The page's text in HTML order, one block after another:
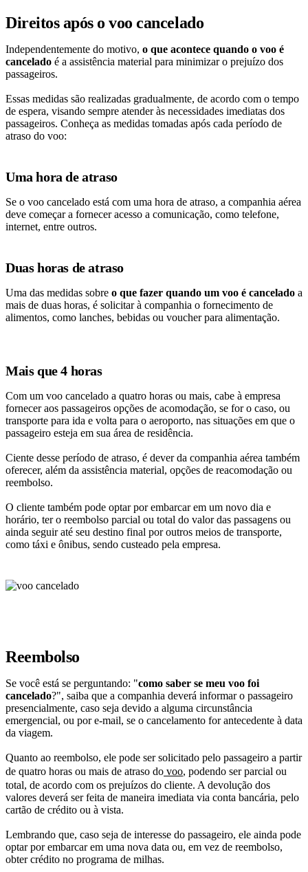
Direitos após o voo cancelado
Independentemente do motivo, o que acontece quando o voo é
cancelado é a assistência material para minimizar o prejuízo dos
passageiros.
Essas medidas são realizadas gradualmente, de acordo com o tempo
de espera, visando sempre atender às necessidades imediatas dos
passageiros. Conheça as medidas tomadas após cada período de
atraso do voo:
Uma hora de atraso
Se o voo cancelado está com uma hora de atraso, a companhia aérea
deve começar a fornecer acesso a comunicação, como telefone,
internet, entre outros.
Duas horas de atraso
Uma das medidas sobre o que fazer quando um voo é cancelado a
mais de duas horas, é solicitar à companhia o fornecimento de
alimentos, como lanches, bebidas ou voucher para alimentação.
Mais que 4 horas
Com um voo cancelado a quatro horas ou mais, cabe à empresa
fornecer aos passageiros opções de acomodação, se for o caso, ou
transporte para ida e volta para o aeroporto, nas situações em que o
passageiro esteja em sua área de residência.
Ciente desse período de atraso, é dever da companhia aérea também
oferecer, além da assistência material, opções de reacomodação ou
reembolso.
O cliente também pode optar por embarcar em um novo dia e
horário, ter o reembolso parcial ou total do valor das passagens ou
ainda seguir até seu destino final por outros meios de transporte,
como táxi e ônibus, sendo custeado pela empresa.
Reembolso
Se você está se perguntando: "como saber se meu voo foi
cancelado?", saiba que a companhia deverá informar o passageiro
presencialmente, caso seja devido a alguma circunstância
emergencial, ou por e-mail, se o cancelamento for antecedente à data
da viagem.
Quanto ao reembolso, ele pode ser solicitado pelo passageiro a partir
de quatro horas ou mais de atraso do voo, podendo ser parcial ou
total, de acordo com os prejuízos do cliente. A devolução dos
valores deverá ser feita de maneira imediata via conta bancária, pelo
cartão de crédito ou à vista.
Lembrando que, caso seja de interesse do passageiro, ele ainda pode
optar por embarcar em uma nova data ou, em vez de reembolso,
obter crédito no programa de milhas.